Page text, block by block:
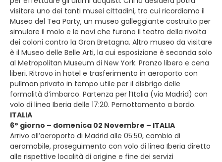
visitare uno dei tanti musei cittadini, tra cui ricordiamo il
Museo del Tea Party, un museo galleggiante costruito per
simulare il molo e le navi che furono il teatro della rivolta
dei coloni contro la Gran Bretagna. Altro museo da visitare
è il Museo delle Belle Arti, la cui esposizione è seconda solo
al Metropolitan Museum di New York. Pranzo libero e cena
liberi. Ritrovo in hotel e trasferimento in aeroporto con
pullman privato in tempo utile per il disbrigo delle
formalità d’imbarco. Partenza per l’Italia (via Madrid) con
volo di linea Iberia delle 17:20. Pernottamento a bordo.
ITALIA
6° giorno – domenica 02 Novembre – ITALIA
Arrivo all’aeroporto di Madrid alle 05:50, cambio di
aeromobile, proseguimento con volo di linea Iberia diretto
alle rispettive località di origine e fine dei servizi